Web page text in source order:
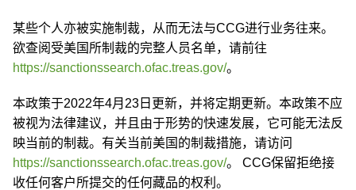
某些个人亦被实施制裁，从而无法与CCG进行业务往来。
欲查阅受美国所制裁的完整人员名单，请前往
https://sanctionssearch.ofac.treas.gov/。
本政策于2022年4月23日更新，并将定期更新。本政策不应
被视为法律建议，并且由于形势的快速发展，它可能无法反
映当前的制裁。有关当前美国的制裁措施，请访问
https://sanctionssearch.ofac.treas.gov/。 CCG保留拒绝接
收任何客户所提交的任何藏品的权利。